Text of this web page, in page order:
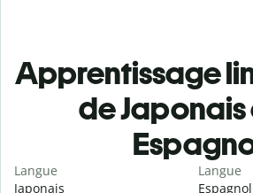
Apprentissage
de Japonais
Langue
Japonais
Langue
Espagnol